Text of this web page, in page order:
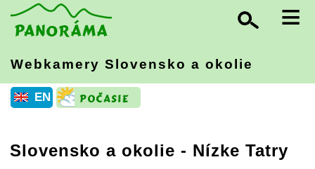
≡
Webkamery Slovensko a okolie
EN
Slovensko a okolie - Nízke Tatry